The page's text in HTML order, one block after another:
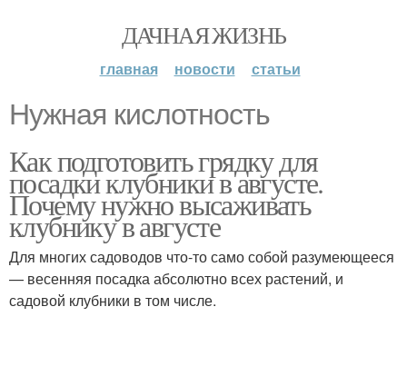
ДАЧНАЯ ЖИЗНЬ
главная новости статьи
Нужная кислотность
Как подготовить грядку для
посадки клубники в августе.
Почему нужно высаживать
клубнику в августе
Для многих садоводов что-то само собой разумеющееся
— весенняя посадка абсолютно всех растений, и
садовой клубники в том числе.